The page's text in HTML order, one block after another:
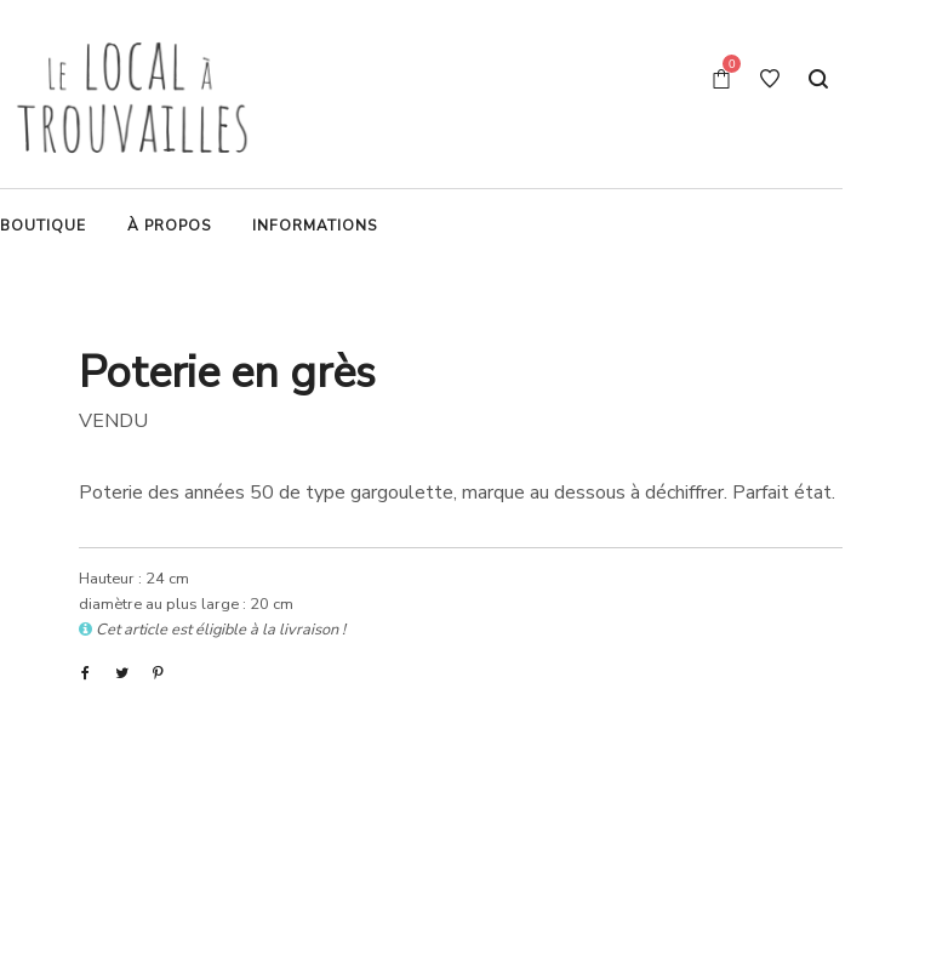
0
BOUTIQUE À PROPOS INFORMATIONS
Poterie en grès
VENDU
Poterie des années 50 de type gargoulette, marque au dessous à déchiffrer. Parfait état.
Hauteur : 24 cm
diamètre au plus large : 20 cm
Cet article est éligible à la livraison !